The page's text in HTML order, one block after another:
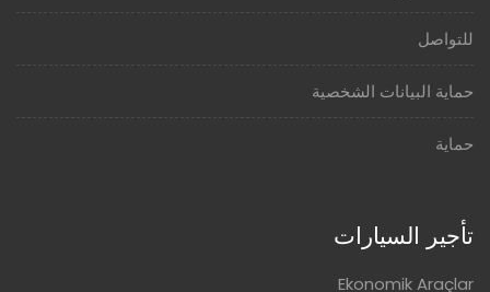
للتواصل
حماية البيانات الشخصية
حماية
تأجير السيارات
Ekonomik Araçlar